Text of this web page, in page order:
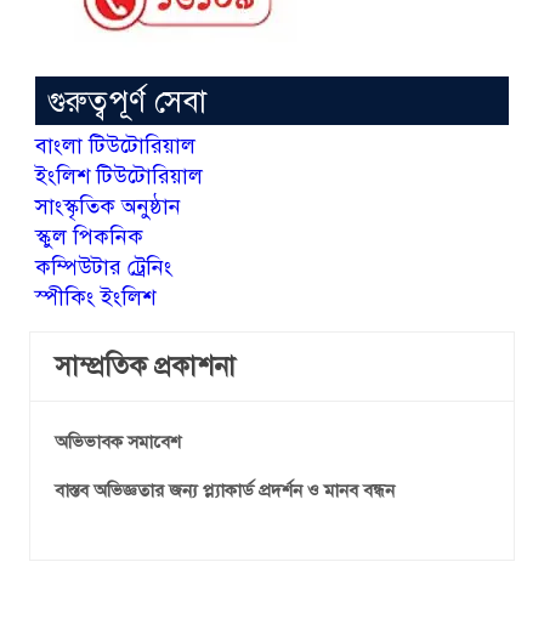
গুরুত্বপূর্ণ সেবা
বাংলা টিউটোরিয়াল
ইংলিশ টিউটোরিয়াল
সাংস্কৃতিক অনুষ্ঠান
স্কুল পিকনিক
কম্পিউটার ট্রেনিং
স্পীকিং ইংলিশ
সাম্প্রতিক প্রকাশনা
অভিভাবক সমাবেশ
বাস্তব অভিজ্ঞতার জন্য প্ল্যাকার্ড প্রদর্শন ও মানব বন্ধন